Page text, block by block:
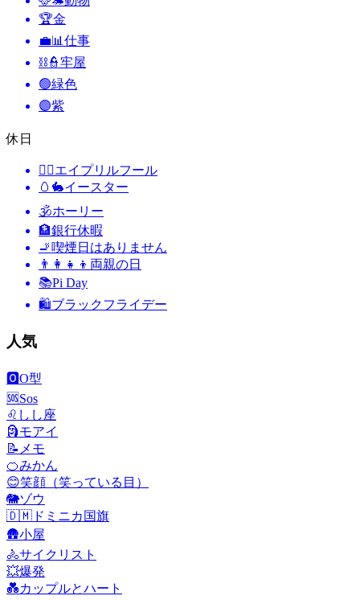
🏆金
💼📊 仕事
⛓️👮牢屋
🟢緑色
🟣紫
休日
🙆‍♂️エイプリルフール
🥚🐇イースター
🕉ホーリー
🏦銀行休暇
🚬 喫煙日はありません
👨‍👩‍👧‍👦 両親の日
📚Pi Day
🛍ブラックフライデー
人気
🅾️O型
🆘Sos
♌ しし座
🗿モアイ
📝 メモ
🍊みかん
😊笑顔（笑っている目）
🐘ゾウ
🇩🇲 ドミニカ国旗
🛖小屋
🚴サイクリスト
💥爆発
💑カップルとハート